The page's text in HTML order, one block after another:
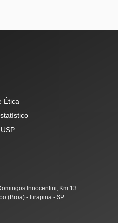
Ética
Innocentini, Km 13
(Broa) - Itirapina - SP